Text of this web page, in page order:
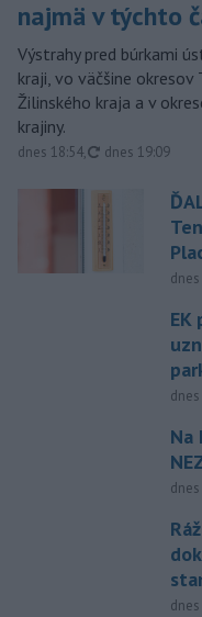
najmä v týchto
Výstrahy pred búrkami
kraji, vo väčšine okresov
Žilinského kraja a v
krajiny.
dnes 18:54, aktualizované
dnes 19:09
EK
Na